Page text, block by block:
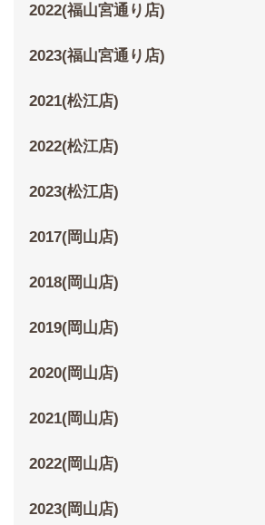
2022(福山宮通り店)
2023(福山宮通り店)
2021(松江店)
2022(松江店)
2023(松江店)
2017(岡山店)
2018(岡山店)
2019(岡山店)
2020(岡山店)
2021(岡山店)
2022(岡山店)
2023(岡山店)